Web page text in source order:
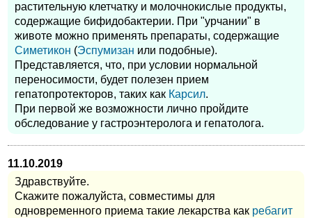
растительную клетчатку и молочнокислые продукты,
содержащие бифидобактерии. При "урчании" в
животе можно применять препараты, содержащие
Симетикон (Эспумизан или подобные).
Представляется, что, при условии нормальной
переносимости, будет полезен прием
гепатопротекторов, таких как Карсил.
При первой же возможности лично пройдите
обследование у гастроэнтеролога и гепатолога.
11.10.2019
Здравствуйте.
Скажите пожалуйста, совместимы для
одновременного приема такие лекарства как ребагит